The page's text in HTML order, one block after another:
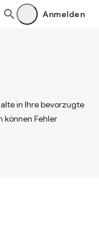
Anmelden
in Ihre bevorzugte
können Fehler